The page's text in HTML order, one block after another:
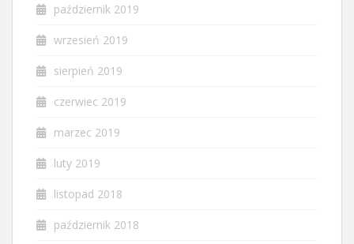
październik 2019
wrzesień 2019
sierpień 2019
czerwiec 2019
marzec 2019
luty 2019
listopad 2018
październik 2018